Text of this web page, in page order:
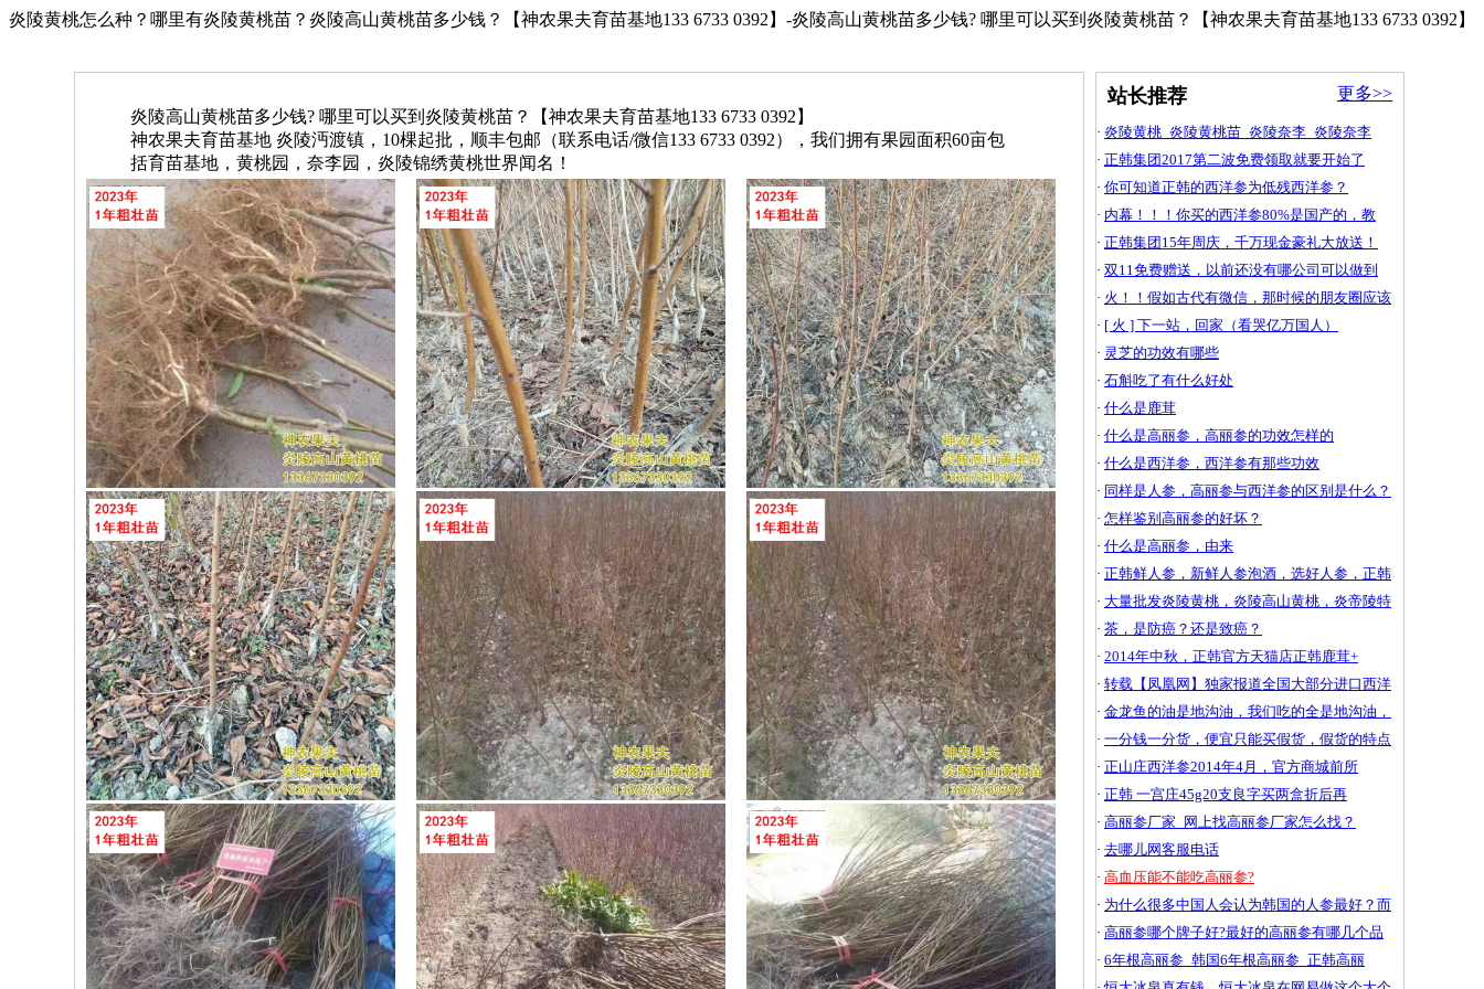
炎陵黄桃怎么种？哪里有炎陵黄桃苗？炎陵高山黄桃苗多少钱？【神农果夫育苗基地133 6733 0392】-炎陵高山黄桃苗多少钱? 哪里可以买到炎陵黄桃苗？【神农果夫育苗基地133 6733 0392】
炎陵高山黄桃苗多少钱? 哪里可以买到炎陵黄桃苗？【神农果夫育苗基地133 6733 0392】
神农果夫育苗基地 炎陵沔渡镇，10棵起批，顺丰包邮（联系电话/微信133 6733 0392），我们拥有果园面积60亩包
括育苗基地，黄桃园，奈李园，炎陵锦绣黄桃世界闻名！
站长推荐 更多>>
· 炎陵黄桃_炎陵黄桃苗_炎陵奈李_炎陵奈李
· 正韩集团2017第二波免费领取就要开始了
· 你可知道正韩的西洋参为低残西洋参？
· 内幕！！！你买的西洋参80%是国产的，教
· 正韩集团15年周庆，千万现金豪礼大放送！
· 双11免费赠送，以前还没有哪公司可以做到
· 火！！假如古代有微信，那时候的朋友圈应该
· [ 火 ] 下一站，回家（看哭亿万国人）
· 灵芝的功效有哪些
· 石斛吃了有什么好处
· 什么是鹿茸
· 什么是高丽参，高丽参的功效怎样的
· 什么是西洋参，西洋参有那些功效
· 同样是人参，高丽参与西洋参的区别是什么？
· 怎样鉴别高丽参的好坏？
· 什么是高丽参，由来
· 正韩鲜人参，新鲜人参泡酒，选好人参，正韩
· 大量批发炎陵黄桃，炎陵高山黄桃，炎帝陵特
· 茶，是防癌？还是致癌？
· 2014年中秋，正韩官方天猫店正韩鹿茸+
· 转载【凤凰网】独家报道全国大部分进口西洋
· 金龙鱼的油是地沟油，我们吃的全是地沟油，
· 一分钱一分货，便宜只能买假货，假货的特点
· 正山庄西洋参2014年4月，官方商城前所
· 正韩 一宫庄45g20支良字买两盒折后再
· 高丽参厂家_网上找高丽参厂家怎么找？
· 去哪儿网客服电话
· 高血压能不能吃高丽参?
· 为什么很多中国人会认为韩国的人参最好？而
· 高丽参哪个牌子好?最好的高丽参有哪几个品
· 6年根高丽参_韩国6年根高丽参_正韩高丽